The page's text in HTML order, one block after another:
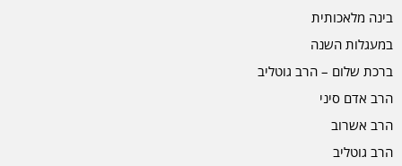
בינה מלאכותית
במעגלות השנה
ברכת שלום – הרב גוטליב
הרב אדם סיני
הרב אשרוב
הרב גוטליב